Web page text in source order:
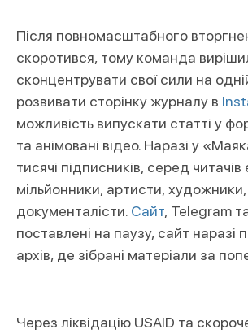
Після повномасштабного
скоротився, тому команда
сконцентрувати свої сили на
розвивати сторінку журналу в
можливість випускати статті у
та анімовані відео. Наразі у
тисячі підписників, серед
мільйонники, артисти,
документалісти. Сайт, Telegram
поставлені на паузу, сайт наразі
архів, де зібрані матеріали за
Через ліквідацію USAID та